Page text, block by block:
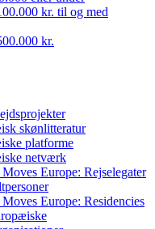
kr. til og med
kr.
skønlitteratur
platforme
netværk
Europe: Rejselegater
Europe: Residencies